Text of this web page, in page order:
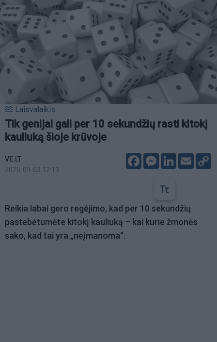
Laisvalaikis
Tik genijai gali per 10 sekundžių rasti kitokį
kauliuką šioje krūvoje
VE.LT
2025-09-03 12:19
FacebookMessenger
LinkedIn
Email
Reikia labai gero regėjimo, kad per 10 sekundžių
pastebėtumėte kitokį kauliuką – kai kurie žmonės
sako, kad tai yra „neįmanoma“.